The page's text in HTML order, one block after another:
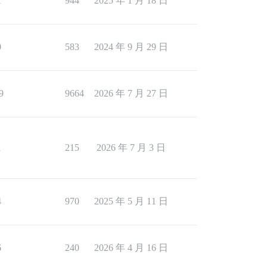
583 2024 年 9 月 29 日
9664 2026 年 7 月 27 日
215 2026 年 7 月 3 日
970 2025 年 5 月 11 日
240 2026 年 4 月 16 日